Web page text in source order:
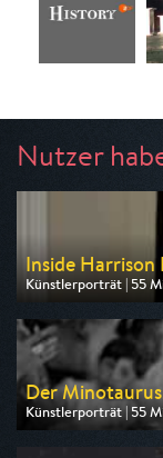
Nutzer
Inside Harrison
Künstlerporträt | 55
Ausgestrahlt von Pro
am 06.08.2026, 20:15
Der
Künstlerporträt | 55
Ausgestrahlt von arte
am 09.08.2026,